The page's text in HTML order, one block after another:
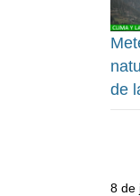
de
8 de